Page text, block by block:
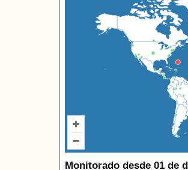
Monitorado desde 01 de